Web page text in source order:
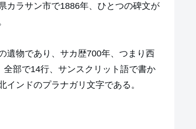
カラサン市で1886年、ひとつの碑文が
遺物であり、サカ歴700年、つまり西
部で14行、サンスクリット語で書か
ンドのプラナガリ文字である。